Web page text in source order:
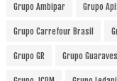
Grupo Ambipar Grupo
Grupo Carrefour Brasil
Grupo GR Grupo Guaraves